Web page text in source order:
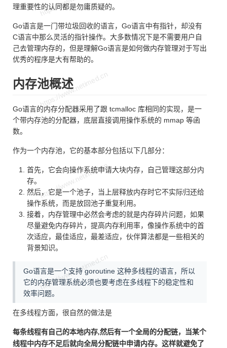
理重要性的认同都是勿庸质疑的。
Go语言是一门带垃圾回收的语言，Go语言中有指针，却没有
C语言中那么灵活的指针操作。大多数情况下是不需要用户自
己去管理内存的，但是理解Go语言是如何做内存管理对于写出
优秀的程序是大有帮助的。
内存池概述
Go语言的内存分配器采用了跟 tcmalloc 库相同的实现，是一
个带内存池的分配器，底层直接调用操作系统的 mmap 等函
数。
作为一个内存池，它的基本部分包括以下几部分：
首先，它会向操作系统申请大块内存，自己管理这部分内
存。
然后，它是一个池子，当上层释放内存时它不实际归还给
操作系统，而是放回池子重复利用。
接着，内存管理中必然会考虑的就是内存碎片问题，如果
尽量避免内存碎片，提高内存利用率，像操作系统中的首
次适应，最佳适应，最差适应，伙伴算法都是一些相关的
背景知识。
Go语言是一个支持 goroutine 这种多线程的语言，所以
它的内存管理系统必须也要考虑在多线程下的稳定性和
效率问题。
在多线程方面，很自然的做法是
每条线程有自己的本地内存,然后有一个全局的分配链，当某个
线程中内存不足后就向全局分配链中申请内存。这样就避免了